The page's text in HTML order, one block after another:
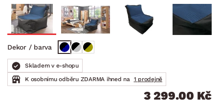
Dekor / barva
Skladem v e-shopu
K osobnímu odběru ZDARMA ihned na
1 prodejně
3 299.00 Kč